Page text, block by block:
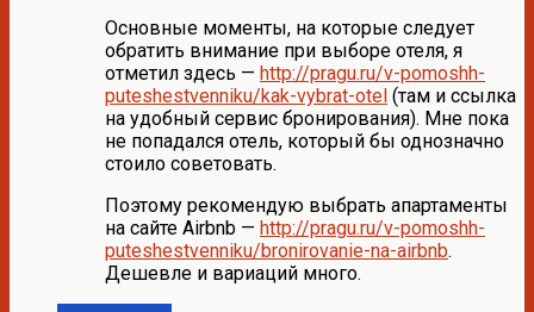
Основные моменты, на которые следует
обратить внимание при выборе отеля, я
отметил здесь — http://pragu.ru/v-pomoshh-
puteshestvenniku/kak-vybrat-otel (там и ссылка
на удобный сервис бронирования). Мне пока
не попадался отель, который бы однозначно
стоило советовать.
Поэтому рекомендую выбрать апартаменты
на сайте Airbnb — http://pragu.ru/v-pomoshh-
puteshestvenniku/bronirovanie-na-airbnb.
Дешевле и вариаций много.